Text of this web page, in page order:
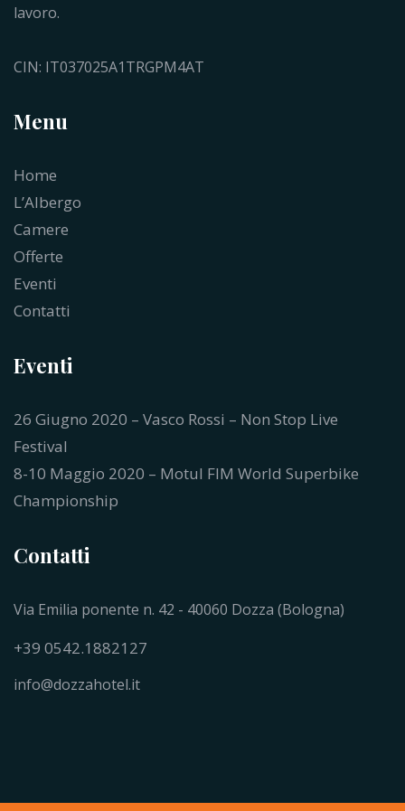
lavoro.
CIN: IT037025A1TRGPM4AT
Menu
Home
L’Albergo
Camere
Offerte
Eventi
Contatti
Eventi
26 Giugno 2020 – Vasco Rossi – Non Stop Live
Festival
8-10 Maggio 2020 – Motul FIM World Superbike
Championship
Contatti
Via Emilia ponente n. 42 - 40060 Dozza (Bologna)
+39 0542.1882127
info@dozzahotel.it